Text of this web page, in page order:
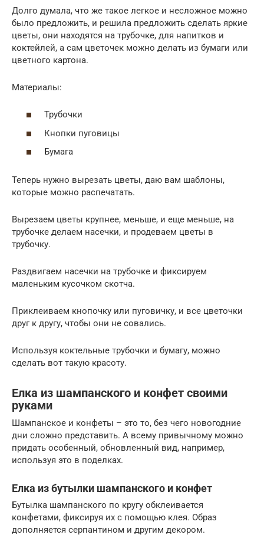
Долго думала, что же такое легкое и несложное можно
было предложить, и решила предложить сделать яркие
цветы, они находятся на трубочке, для напитков и
коктейлей, а сам цветочек можно делать из бумаги или
цветного картона.
Материалы:
Трубочки
Кнопки пуговицы
Бумага
Теперь нужно вырезать цветы, даю вам шаблоны,
которые можно распечатать.
Вырезаем цветы крупнее, меньше, и еще меньше, на
трубочке делаем насечки, и продеваем цветы в
трубочку.
Раздвигаем насечки на трубочке и фиксируем
маленьким кусочком скотча.
Приклеиваем кнопочку или пуговичку, и все цветочки
друг к другу, чтобы они не совались.
Используя коктельные трубочки и бумагу, можно
сделать вот такую красоту.
Елка из шампанского и конфет своими
руками
Шампанское и конфеты – это то, без чего новогодние
дни сложно представить. А всему привычному можно
придать особенный, обновленный вид, например,
используя это в поделках.
Елка из бутылки шампанского и конфет
Бутылка шампанского по кругу обклеивается
конфетами, фиксируя их с помощью клея. Образ
дополняется серпантином и другим декором.